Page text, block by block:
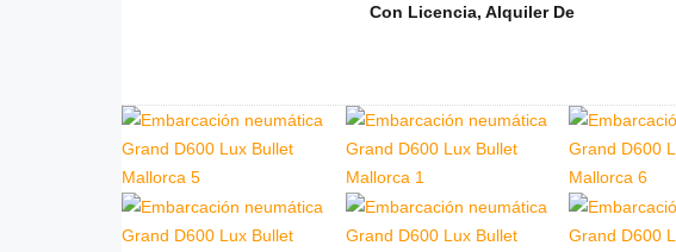
Con Licencia, Alquiler De